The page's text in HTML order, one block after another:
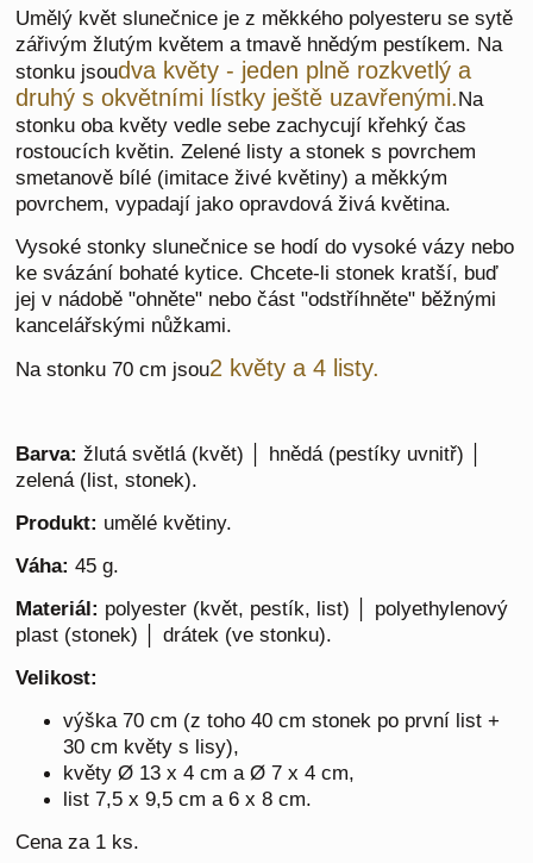
Umělý květ slunečnice je z měkkého polyesteru se sytě
zářivým žlutým květem a tmavě hnědým pestíkem. Na
stonku jsoudva květy - jeden plně rozkvetlý a
druhý s okvětními lístky ještě uzavřenými. Na
stonku oba květy vedle sebe zachycují křehký čas
rostoucích květin. Zelené listy a stonek s povrchem
smetanově bílé (imitace živé květiny) a měkkým
povrchem, vypadají jako opravdová živá květina.
Vysoké stonky slunečnice se hodí do vysoké vázy nebo
ke svázání bohaté kytice. Chcete-li stonek kratší, buď
jej v nádobě "ohněte" nebo část "odstříhněte" běžnými
kancelářskými nůžkami.
Na stonku 70 cm jsou2 květy a 4 listy.
Barva: žlutá světlá (květ) │ hnědá (pestíky uvnitř) │
zelená (list, stonek).
Produkt: umělé květiny.
Váha:45 g.
Materiál: polyester (květ, pestík, list) │ polyethylenový
plast (stonek) │ drátek (ve stonku).
Velikost:
výška 70 cm (z toho 40 cm stonek po první list +
30 cm květy s lisy),
květy Ø 13 x 4 cm a Ø 7 x 4 cm,
list 7,5 x 9,5 cm a 6 x 8 cm.
Cena za 1 ks.